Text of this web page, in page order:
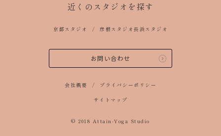
近くのスタジオを探す
京都スタジオ 彦根スタジオ 長浜スタジオ
お問い合わせ
会社概要
プライバシーポリシー
サイトマップ
© 2018 Attain-Yoga Studio